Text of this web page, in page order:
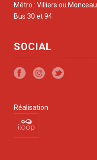
Métro : Villiers ou Monceau
Bus 30 et 94
SOCIAL
Réalisation